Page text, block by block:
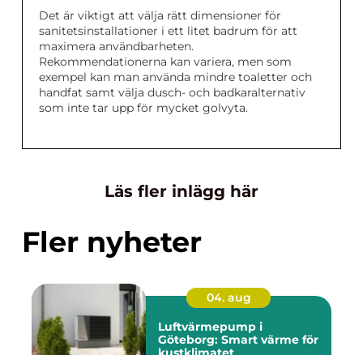
Det är viktigt att välja rätt dimensioner för
sanitetsinstallationer i ett litet badrum för att
maximera användbarheten.
Rekommendationerna kan variera, men som
exempel kan man använda mindre toaletter och
handfat samt välja dusch- och badkaralternativ
som inte tar upp för mycket golvyta.
Läs fler inlägg här
Fler nyheter
04. aug
Luftvärmepump i
Göteborg: Smart värme för